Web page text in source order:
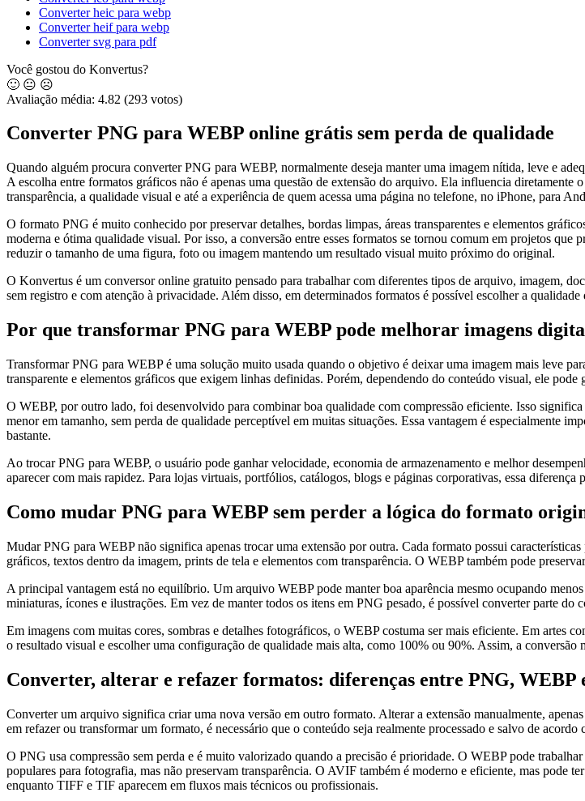
Converter heic para webp
Converter heif para webp
Converter svg para pdf
Você gostou do Konvertus?
🙂 😐 ☹️
Avaliação média: 4.82 (293 votos)
Converter PNG para WEBP online grátis sem perda de qualidade
Quando alguém procura converter PNG para WEBP, normalmente deseja manter uma imagem nítida, leve e
A escolha entre formatos gráficos não é apenas uma questão de extensão do arquivo. Ela influencia
transparência, a qualidade visual e até a experiência de quem acessa uma página no telefone, no iPhone, para
O formato PNG é muito conhecido por preservar detalhes, bordas limpas, áreas transparentes e elementos
moderna e ótima qualidade visual. Por isso, a conversão entre esses formatos se tornou comum em projetos
reduzir o tamanho de uma figura, foto ou imagem mantendo um resultado visual muito próximo do original.
O Konvertus é um conversor online gratuito pensado para trabalhar com diferentes tipos de arquivo, imagem,
sem registro e com atenção à privacidade. Além disso, em determinados formatos é possível escolher a
Por que transformar PNG para WEBP pode melhorar imagens
Transformar PNG para WEBP é uma solução muito usada quando o objetivo é deixar uma imagem mais leve
transparente e elementos gráficos que exigem linhas definidas. Porém, dependendo do conteúdo visual, ele
O WEBP, por outro lado, foi desenvolvido para combinar boa qualidade com compressão eficiente. Isso
menor em tamanho, sem perda de qualidade perceptível em muitas situações. Essa vantagem é especialmente
bastante.
Ao trocar PNG para WEBP, o usuário pode ganhar velocidade, economia de armazenamento e melhor
aparecer com mais rapidez. Para lojas virtuais, portfólios, catálogos, blogs e páginas corporativas, essa diferença
Como mudar PNG para WEBP sem perder a lógica do formato
Mudar PNG para WEBP não significa apenas trocar uma extensão por outra. Cada formato possui
gráficos, textos dentro da imagem, prints de tela e elementos com transparência. O WEBP também pode
A principal vantagem está no equilíbrio. Um arquivo WEBP pode manter boa aparência mesmo ocupando
miniaturas, ícones e ilustrações. Em vez de manter todos os itens em PNG pesado, é possível converter parte
Em imagens com muitas cores, sombras e detalhes fotográficos, o WEBP costuma ser mais eficiente. Em artes
o resultado visual e escolher uma configuração de qualidade mais alta, como 100% ou 90%. Assim, a conversão
Converter, alterar e refazer formatos: diferenças entre PNG, WEBP
Converter um arquivo significa criar uma nova versão em outro formato. Alterar a extensão manualmente,
em refazer ou transformar um formato, é necessário que o conteúdo seja realmente processado e salvo de acordo
O PNG usa compressão sem perda e é muito valorizado quando a precisão é prioridade. O WEBP pode
populares para fotografia, mas não preservam transparência. O AVIF também é moderno e eficiente, mas pode
enquanto TIFF e TIF aparecem em fluxos mais técnicos ou profissionais.